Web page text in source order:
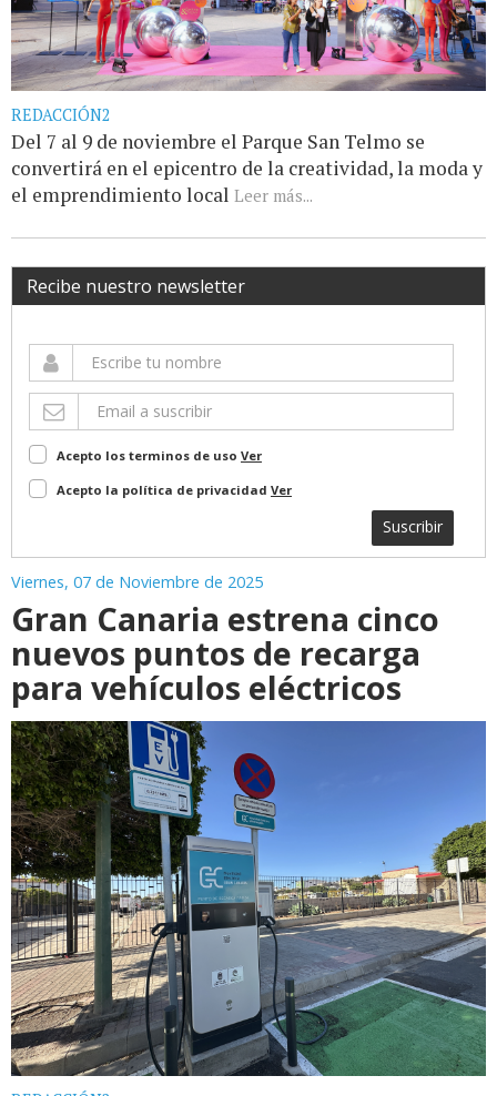
REDACCIÓN2
Del 7 al 9 de noviembre el Parque San Telmo se
convertirá en el epicentro de la creatividad, la moda y
el emprendimiento local Leer más...
Recibe nuestro newsletter
Acepto los terminos de uso Ver
Acepto la política de privacidad Ver
Suscribir
Viernes, 07 de Noviembre de 2025
Gran Canaria estrena cinco
nuevos puntos de recarga
para vehículos eléctricos